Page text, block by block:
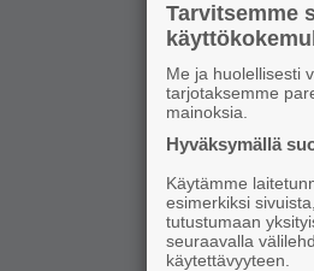
Tarvitsemme
Me ja huolellisesti
tarjotaksemme
mainoksia.
Hyväksymällä
Käytämme
esimerkiksi
tutustumaan
seuraavalla
käytettävyyteen.